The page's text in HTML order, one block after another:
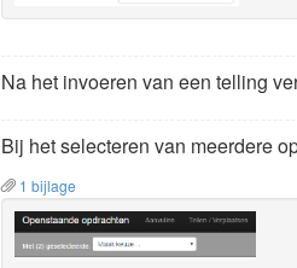
Na het invoeren van een telling
Bij het selecteren van meerdere
1 bijlage